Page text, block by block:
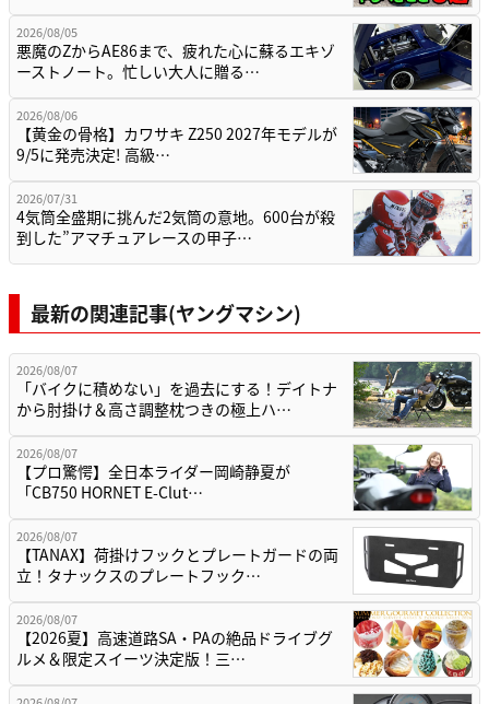
2026/08/05
悪魔のZからAE86まで、疲れた心に蘇るエキゾ
ーストノート。忙しい大人に贈る…
2026/08/06
【黄金の骨格】カワサキ Z250 2027年モデルが
9/5に発売決定! 高級…
2026/07/31
4気筒全盛期に挑んだ2気筒の意地。600台が殺
到した”アマチュアレースの甲子…
最新の関連記事(ヤングマシン)
2026/08/07
「バイクに積めない」を過去にする！デイトナ
から肘掛け＆高さ調整枕つきの極上ハ…
2026/08/07
【プロ驚愕】全日本ライダー岡崎静夏が
「CB750 HORNET E-Clut…
2026/08/07
【TANAX】荷掛けフックとプレートガードの両
立！タナックスのプレートフック…
2026/08/07
【2026夏】高速道路SA・PAの絶品ドライブグ
ルメ＆限定スイーツ決定版！三…